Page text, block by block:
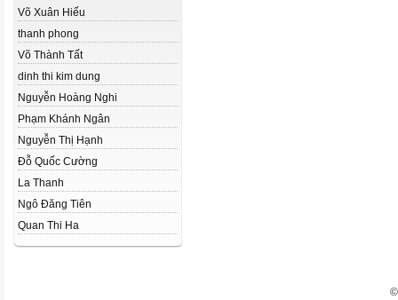
Võ Xuân Hiếu
thanh phong
Võ Thành Tất
dinh thi kim dung
Nguyễn Hoàng Nghi
Phạm Khánh Ngân
Nguyễn Thị Hạnh
Đỗ Quốc Cường
La Thanh
Ngô Đăng Tiên
Quan Thi Ha